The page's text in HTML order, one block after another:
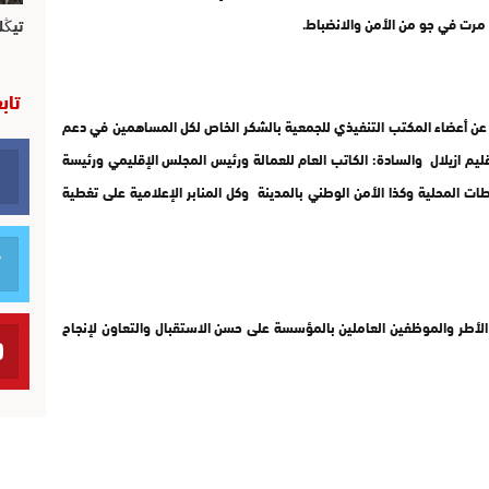
مرت في جو من الأمن والانضباط.
أعضاء المكتب التنفيذي للجمعية بالشكر الخاص لكل المساهمين في دعم
ازيلال والسادة: الكاتب العام للعمالة ورئيس المجلس الإقليمي ورئيسة
المحلية وكذا الأمن الوطني بالمدينة وكل المنابر الإعلامية على تغطية
والموظفين العاملين بالمؤسسة على حسن الاستقبال والتعاون لإنجاح